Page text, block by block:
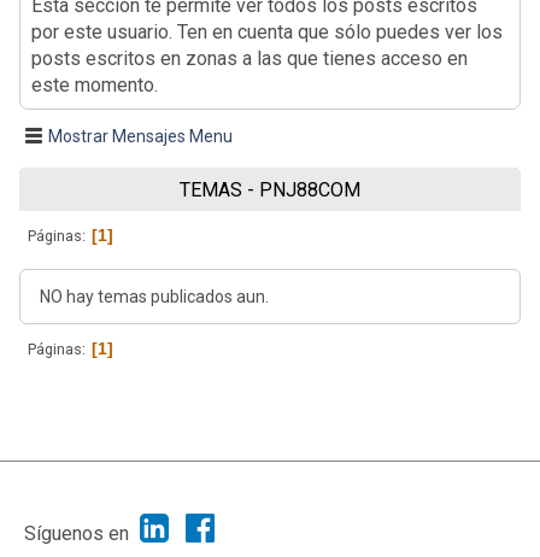
Esta sección te permite ver todos los posts escritos
por este usuario. Ten en cuenta que sólo puedes ver los
posts escritos en zonas a las que tienes acceso en
este momento.
Mostrar Mensajes Menu
TEMAS - PNJ88COM
Páginas 1
NO hay temas publicados aun.
Páginas 1
|
Síguenos en